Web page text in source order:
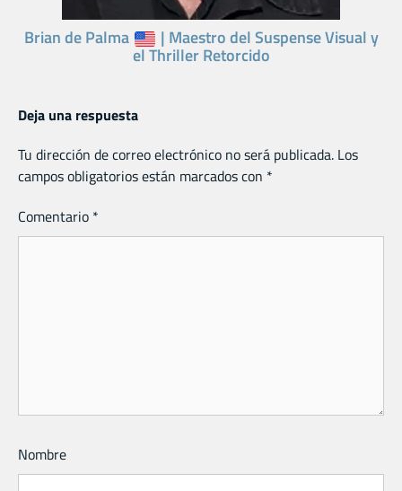
Brian de Palma | Maestro del Suspense Visual y
el Thriller Retorcido
Deja una respuesta
Tu dirección de correo electrónico no será publicada. Los
campos obligatorios están marcados con *
Comentario *
Nombre